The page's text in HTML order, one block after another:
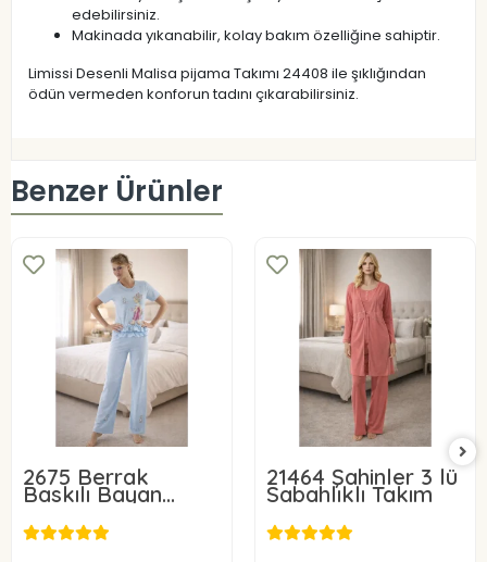
edebilirsiniz.
Makinada yıkanabilir, kolay bakım özelliğine sahiptir.
Limissi Desenli Malisa pijama Takımı 24408 ile şıklığından
ödün vermeden konforun tadını çıkarabilirsiniz.
Benzer Ürünler
2675 Berrak
Baskılı Bayan
Pijama Takımı
26,00 USD
21464 Şahinler 3 lü
Sabahlıklı Takım
48,00 USD